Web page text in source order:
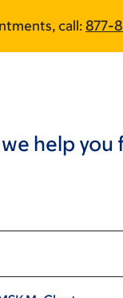
call: 877-
help you